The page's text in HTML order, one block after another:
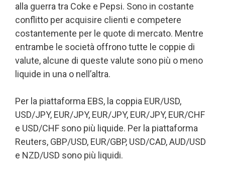
alla guerra tra Coke e Pepsi. Sono in costante
conflitto per acquisire clienti e competere
costantemente per le quote di mercato. Mentre
entrambe le società offrono tutte le coppie di
valute, alcune di queste valute sono più o meno
liquide in una o nell’altra.
Per la piattaforma EBS, la coppia EUR/USD,
USD/JPY, EUR/JPY, EUR/JPY, EUR/JPY, EUR/CHF
e USD/CHF sono più liquide. Per la piattaforma
Reuters, GBP/USD, EUR/GBP, USD/CAD, AUD/USD
e NZD/USD sono più liquidi.